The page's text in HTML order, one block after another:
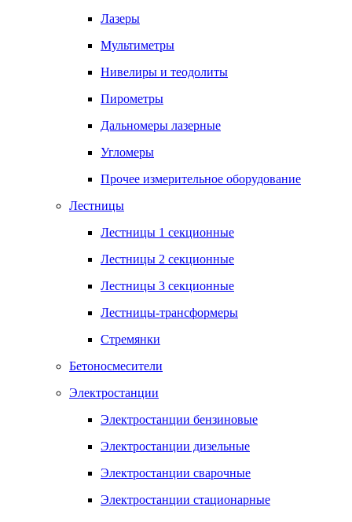
Лазеры
Мультиметры
Нивелиры и теодолиты
Пирометры
Дальномеры лазерные
Угломеры
Прочее измерительное оборудование
Лестницы
Лестницы 1 секционные
Лестницы 2 секционные
Лестницы 3 секционные
Лестницы-трансформеры
Стремянки
Бетоносмесители
Электростанции
Электростанции бензиновые
Электростанции дизельные
Электростанции сварочные
Электростанции стационарные